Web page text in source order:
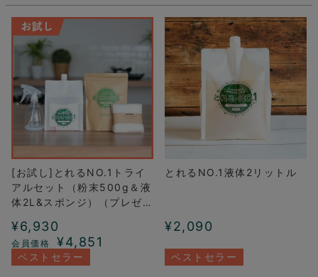
[お試し]とれるNO.1トライ
アルセット（粉末500g＆液
体2L&スポンジ）（プレゼン
¥6,930
¥4,851
ベストセラー
とれるNO.1液体2リットル
¥2,090
ベストセラー